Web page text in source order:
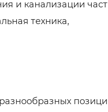
и канализации
техника,